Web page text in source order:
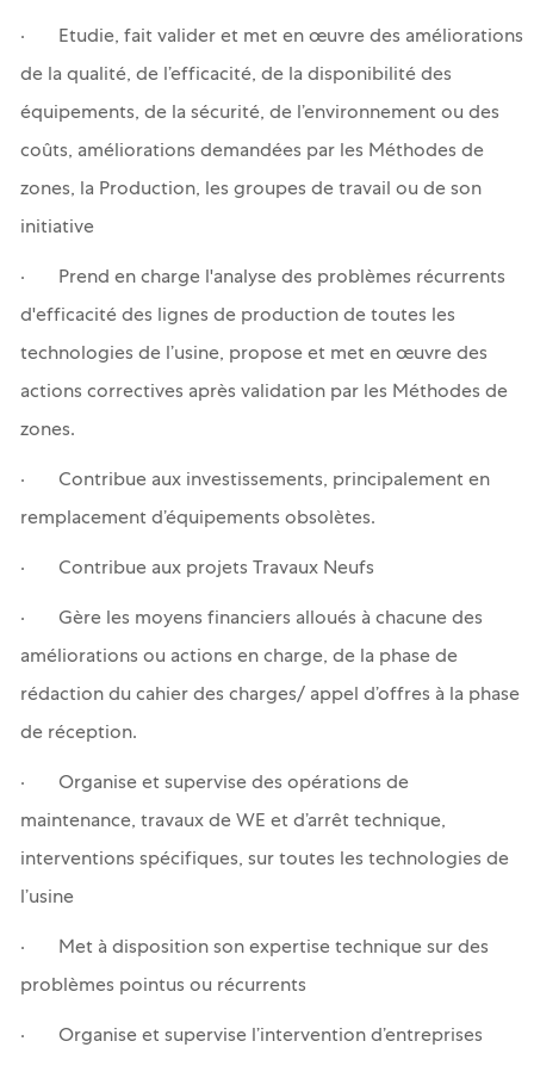
· Etudie, fait valider et met en œuvre des améliorations
de la qualité, de l’efficacité, de la disponibilité des
équipements, de la sécurité, de l’environnement ou des
coûts, améliorations demandées par les Méthodes de
zones, la Production, les groupes de travail ou de son
initiative
· Prend en charge l'analyse des problèmes récurrents
d'efficacité des lignes de production de toutes les
technologies de l’usine, propose et met en œuvre des
actions correctives après validation par les Méthodes de
zones.
· Contribue aux investissements, principalement en
remplacement d’équipements obsolètes.
· Contribue aux projets Travaux Neufs
· Gère les moyens financiers alloués à chacune des
améliorations ou actions en charge, de la phase de
rédaction du cahier des charges/ appel d’offres à la phase
de réception.
· Organise et supervise des opérations de
maintenance, travaux de WE et d’arrêt technique,
interventions spécifiques, sur toutes les technologies de
l’usine
· Met à disposition son expertise technique sur des
problèmes pointus ou récurrents
· Organise et supervise l’intervention d’entreprises